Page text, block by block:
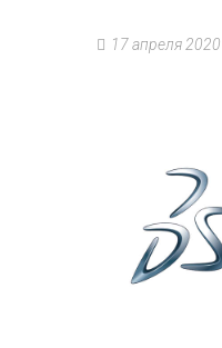
17 апреля 2020